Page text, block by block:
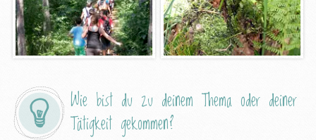
Wie bist du zu deinem Thema oder deiner
Tätigkeit gekommen?